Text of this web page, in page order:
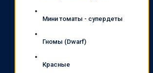
Мини томаты - супердеты
Гномы (Dwarf)
Красные